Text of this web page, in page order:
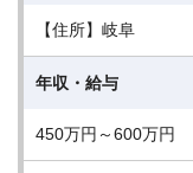
【住所】岐阜
年収・給与
450万円～600万円